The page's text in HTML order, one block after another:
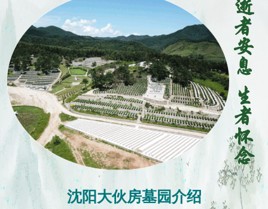
沈阳大伙房墓园介绍